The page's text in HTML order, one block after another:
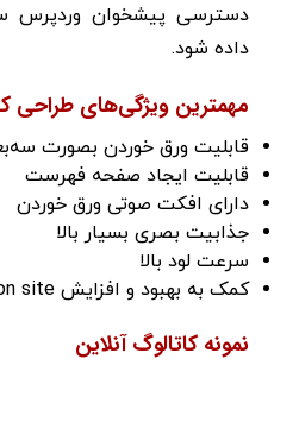
دسترسی پیشخوان وردپرس
داده شود.
مهمترین ویژگی‌های طراحی
قابلیت ورق خوردن بصورت
قابلیت ایجاد صفحه فهرست
دارای افکت صوتی ورق خوردن
جذابیت بصری بسیار بالا
سرعت لود بالا
کمک به بهبود و افزایش Time on site
نمونه کاتالوگ آنلاین